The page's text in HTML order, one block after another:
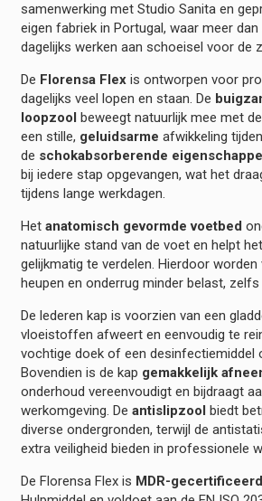
samenwerking met Studio Sanita en
eigen fabriek in Portugal, waar meer
dagelijks werken aan schoeisel voor de
De Florensa Flexis ontworpen voor
dagelijks veel lopen en staan. De
loopzool beweegt natuurlijk mee met
een stille, geluidsarme afwikkeling
de schokabsorberende
bij iedere stap opgevangen, wat het
tijdens lange werkdagen.
Het anatomisch gevormde voetbed
natuurlijke stand van de voet en helpt
gelijkmatig te verdelen. Hierdoor worden
heupen en onderrug minder belast, zelfs
De lederen kap is voorzien van een
vloeistoffen afweert en eenvoudig te
vochtige doek of een desinfectiemiddel
Bovendien is de kap gemakkelijk
onderhoud vereenvoudigt en bijdraagt
werkomgeving. De antislipzool biedt
diverse ondergronden, terwijl de
extra veiligheid bieden in professionele
De Florensa Flex is MDR-gecertificeerd